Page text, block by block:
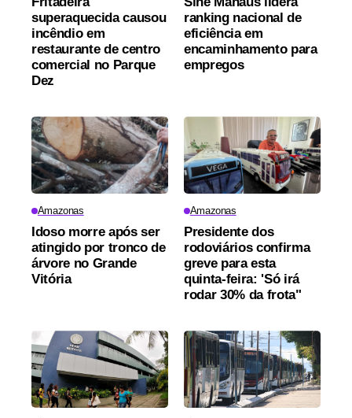
superaquecida causou
incêndio em
restaurante de centro
comercial no Parque
Dez
ranking nacional de
eficiência em
encaminhamento para
empregos
Amazonas
Idoso morre após ser
atingido por tronco de
árvore no Grande
Vitória
Amazonas
Presidente dos
rodoviários confirma
greve para esta
quinta-feira: 'Só irá
rodar 30% da frota"